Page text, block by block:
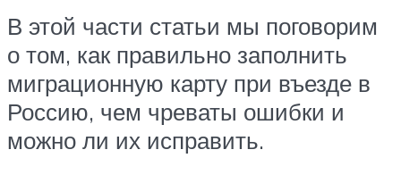
В этой части статьи мы поговорим
о том, как правильно заполнить
миграционную карту при въезде в
Россию, чем чреваты ошибки и
можно ли их исправить.